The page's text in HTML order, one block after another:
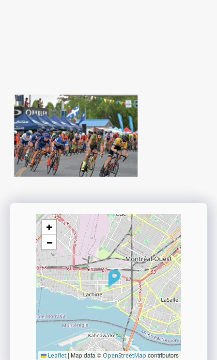
+
−
Leaflet | Map data © OpenStreetMap contributors